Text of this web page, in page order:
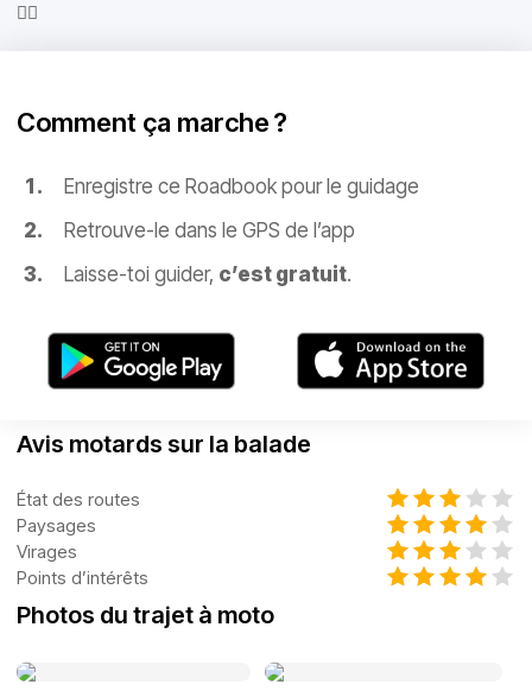
✌🏼
Comment ça marche ?
Enregistre ce Roadbook pour le guidage
Retrouve-le dans le GPS de l’app
Laisse-toi guider, c’est gratuit.
Avis motards sur la balade
État des routes
Paysages
Virages
Points d’intérêts
Photos du trajet à moto